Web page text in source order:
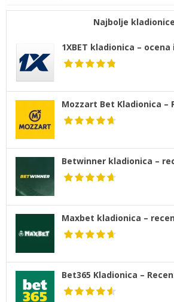
Najbolje kladionice
1XBET kladionica –
Mozzart Bet Kladionica –
Betwinner kladionica –
Maxbet kladionica –
Bet365 Kladionica –